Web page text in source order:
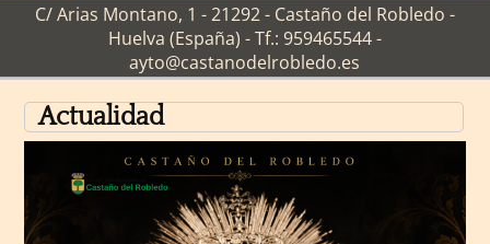
C/ Arias Montano, 1 - 21292 - Castaño del Robledo -
Huelva (España) - Tf.: 959465544 -
ayto@castanodelrobledo.es
Actualidad